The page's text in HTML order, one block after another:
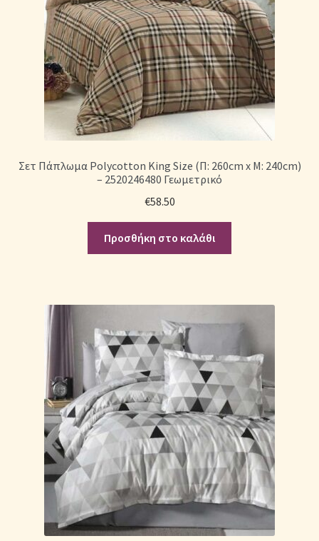
Σετ Πάπλωμα Polycotton King Size (Π: 260cm x Μ: 240cm)
– 2520246480 Γεωμετρικό
€58.50
Προσθήκη στο καλάθι